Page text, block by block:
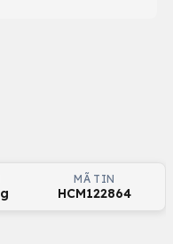
MÃ TIN
HCM122864